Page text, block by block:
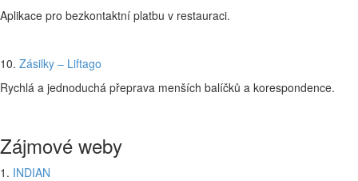
Aplikace pro bezkontaktní platbu v restauraci.
10. Zásilky – Liftago
Rychlá a jednoduchá přeprava menších balíčků a korespondence.
Zájmové weby
1. INDIAN